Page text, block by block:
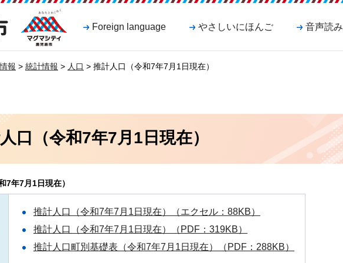
マグマシティ
鹿児島市
Foreign language やさしいにほんご 音声読
報 > 統計情報 > 人口 > 推計人口（令和7年7月1日現在）
口（令和7年7月1日現在）
7年7月1日現在）
推計人口（令和7年7月1日現在）（エクセル：88KB）
推計人口（令和7年7月1日現在）（PDF：319KB）
推計人口町別基礎表（令和7年7月1日現在）（PDF：288KB）